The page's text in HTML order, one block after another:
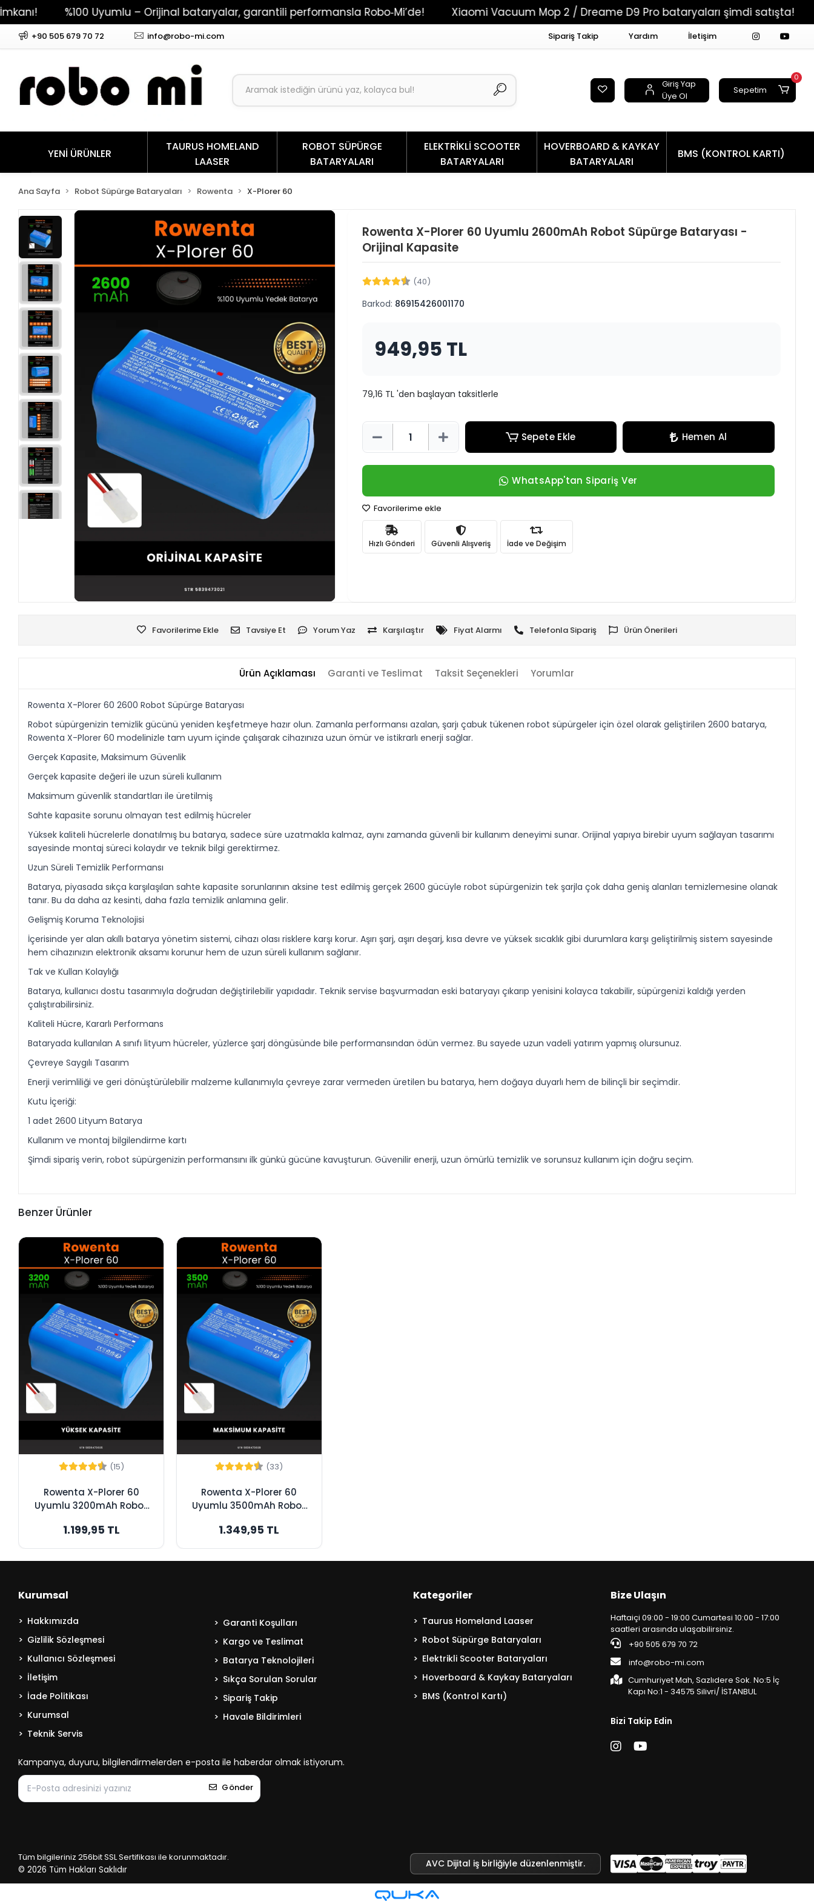
%100 Uyumlu – Orijinal bataryalar, garantili performansla Robo‑Mi’de! Xiaomi Vacuum Mop 2 / Dreame D9 Pro bataryaları şimdi satışta! Tüm
+90 505 679 70 72 info@robo-mi.com Sipariş Takip Yardım İletişim
Giriş Yap
Üye Ol
Sepetim
0
YENİ ÜRÜNLER
TAURUS HOMELAND
LAASER
ROBOT SÜPÜRGE
BATARYALARI
ELEKTRİKLİ SCOOTER
BATARYALARI
HOVERBOARD & KAYKAY
BATARYALARI
BMS (KONTROL KARTI)
Ana Sayfa Robot Süpürge Bataryaları Rowenta X-Plorer 60
Rowenta X-Plorer 60 Uyumlu 2600mAh Robot Süpürge Bataryası -
Orijinal Kapasite
(40)
Barkod: 86915426001170
949,95 TL
79,16 TL 'den başlayan taksitlerle
Sepete Ekle Hemen Al
WhatsApp'tan Sipariş Ver
Favorilerime ekle
Hızlı Gönderi Güvenli Alışveriş İade ve Değişim
Favorilerime Ekle Tavsiye Et Yorum Yaz Karşılaştır Fiyat Alarmı Telefonla Sipariş Ürün Önerileri
Ürün Açıklaması Garanti ve Teslimat Taksit Seçenekleri Yorumlar
Rowenta X-Plorer 60 2600 Robot Süpürge Bataryası
Robot süpürgenizin temizlik gücünü yeniden keşfetmeye hazır olun. Zamanla performansı azalan, şarjı çabuk tükenen robot süpürgeler için özel olarak geliştirilen 2600 batarya,
Rowenta X-Plorer 60 modelinizle tam uyum içinde çalışarak cihazınıza uzun ömür ve istikrarlı enerji sağlar.
Gerçek Kapasite, Maksimum Güvenlik
Gerçek kapasite değeri ile uzun süreli kullanım
Maksimum güvenlik standartları ile üretilmiş
Sahte kapasite sorunu olmayan test edilmiş hücreler
Yüksek kaliteli hücrelerle donatılmış bu batarya, sadece süre uzatmakla kalmaz, aynı zamanda güvenli bir kullanım deneyimi sunar. Orijinal yapıya birebir uyum sağlayan tasarımı
sayesinde montaj süreci kolaydır ve teknik bilgi gerektirmez.
Uzun Süreli Temizlik Performansı
Batarya, piyasada sıkça karşılaşılan sahte kapasite sorunlarının aksine test edilmiş gerçek 2600 gücüyle robot süpürgenizin tek şarjla çok daha geniş alanları temizlemesine olanak
tanır. Bu da daha az kesinti, daha fazla temizlik anlamına gelir.
Gelişmiş Koruma Teknolojisi
İçerisinde yer alan akıllı batarya yönetim sistemi, cihazı olası risklere karşı korur. Aşırı şarj, aşırı deşarj, kısa devre ve yüksek sıcaklık gibi durumlara karşı geliştirilmiş sistem sayesinde
hem cihazınızın elektronik aksamı korunur hem de uzun süreli kullanım sağlanır.
Tak ve Kullan Kolaylığı
Batarya, kullanıcı dostu tasarımıyla doğrudan değiştirilebilir yapıdadır. Teknik servise başvurmadan eski bataryayı çıkarıp yenisini kolayca takabilir, süpürgenizi kaldığı yerden
çalıştırabilirsiniz.
Kaliteli Hücre, Kararlı Performans
Bataryada kullanılan A sınıfı lityum hücreler, yüzlerce şarj döngüsünde bile performansından ödün vermez. Bu sayede uzun vadeli yatırım yapmış olursunuz.
Çevreye Saygılı Tasarım
Enerji verimliliği ve geri dönüştürülebilir malzeme kullanımıyla çevreye zarar vermeden üretilen bu batarya, hem doğaya duyarlı hem de bilinçli bir seçimdir.
Kutu İçeriği:
1 adet 2600 Lityum Batarya
Kullanım ve montaj bilgilendirme kartı
Şimdi sipariş verin, robot süpürgenizin performansını ilk günkü gücüne kavuşturun. Güvenilir enerji, uzun ömürlü temizlik ve sorunsuz kullanım için doğru seçim.
Benzer Ürünler
(15)
Rowenta X-Plorer 60
Uyumlu 3200mAh Robot
Yüksek Kapasite
1.199,95 TL
(33)
Rowenta X-Plorer 60
Uyumlu 3500mAh Robot
Maksimum Kapasite
1.349,95 TL
Kurumsal
Hakkımızda
Gizlilik Sözleşmesi
Kullanıcı Sözleşmesi
İletişim
İade Politikası
Kurumsal
Teknik Servis
Garanti Koşulları
Kargo ve Teslimat
Batarya Teknolojileri
Sıkça Sorulan Sorular
Sipariş Takip
Havale Bildirimleri
Kampanya, duyuru, bilgilendirmelerden e-posta ile haberdar olmak istiyorum.
Gönder
Kategoriler
Taurus Homeland Laaser
Robot Süpürge Bataryaları
Elektrikli Scooter Bataryaları
Hoverboard & Kaykay Bataryaları
BMS (Kontrol Kartı)
Bize Ulaşın
Haftaiçi 09:00 - 19:00 Cumartesi 10:00 - 17:00
saatleri arasında ulaşabilirsiniz.
+90 505 679 70 72
info@robo-mi.com
Cumhuriyet Mah, Sazlıdere Sok. No:5 İç
Kapı No:1 - 34575 Silivri/ İSTANBUL
Bizi Takip Edin
Tüm bilgileriniz 256bit SSL Sertifikası ile korunmaktadır.
© 2026 Tüm Hakları Saklıdır
AVC Dijital iş birliğiyle düzenlenmiştir.